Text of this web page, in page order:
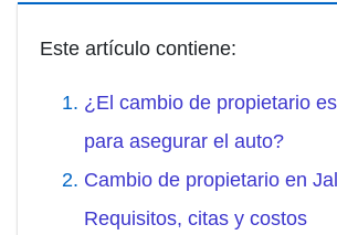
Este artículo contiene:
¿El cambio de propietario
para asegurar el auto?
Cambio de propietario en
Requisitos, citas y costos